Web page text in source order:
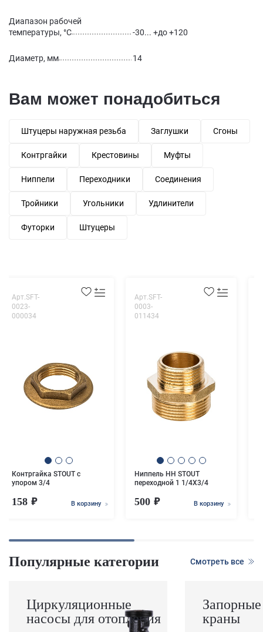
Диапазон рабочей
температуры, °С
-30... +до +120
Диаметр, мм 14
Вам может понадобиться
Штуцеры наружная резьба Заглушки Сгоны
Контргайки Крестовины Муфты
Ниппели Переходники Соединения
Тройники Угольники Удлинители
Футорки Штуцеры
Арт.SFT-
0023-
000034
Контргайка STOUT с
упором 3/4
158 В корзину
Арт.SFT-
0003-
011434
Ниппель НН STOUT
переходной 1 1/4X3/4
500 В корзину
Популярные категории Смотреть все
Циркуляционные
насосы для отопления
краны